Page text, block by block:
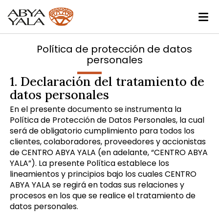
Política de protección de datos
personales
1. Declaración del tratamiento de
datos personales
En el presente documento se instrumenta la
Política de Protección de Datos Personales, la cual
será de obligatorio cumplimiento para todos los
clientes, colaboradores, proveedores y accionistas
de CENTRO ABYA YALA (en adelante, “CENTRO ABYA
YALA”). La presente Política establece los
lineamientos y principios bajo los cuales CENTRO
ABYA YALA se regirá en todas sus relaciones y
procesos en los que se realice el tratamiento de
datos personales.